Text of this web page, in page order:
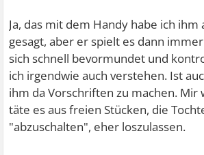
Ja, das mit dem Handy habe ich ihm
gesagt, aber er spielt es dann
sich schnell bevormundet und
ich irgendwie auch verstehen. Ist
ihm da Vorschriften zu machen. Mir
täte es aus freien Stücken, die
"abzuschalten", eher loszulassen.